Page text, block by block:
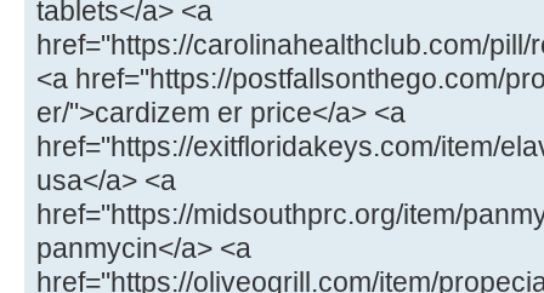
tablets</a> <a
href="https://carolinahealthclub.com/
<a href="https://postfallsonthego.com/
er/">cardizem er price</a> <a
href="https://exitfloridakeys.com/item/
usa</a> <a
href="https://midsouthprc.org/item/
panmycin</a> <a
href="https://oliveogrill.com/item/